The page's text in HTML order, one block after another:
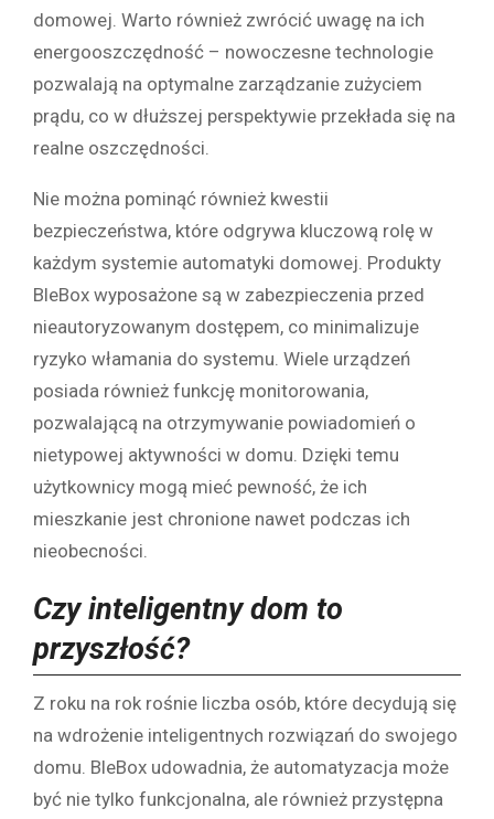
domowej. Warto również zwrócić uwagę na ich
energooszczędność – nowoczesne technologie
pozwalają na optymalne zarządzanie zużyciem
prądu, co w dłuższej perspektywie przekłada się na
realne oszczędności.
Nie można pominąć również kwestii
bezpieczeństwa, które odgrywa kluczową rolę w
każdym systemie automatyki domowej. Produkty
BleBox wyposażone są w zabezpieczenia przed
nieautoryzowanym dostępem, co minimalizuje
ryzyko włamania do systemu. Wiele urządzeń
posiada również funkcję monitorowania,
pozwalającą na otrzymywanie powiadomień o
nietypowej aktywności w domu. Dzięki temu
użytkownicy mogą mieć pewność, że ich
mieszkanie jest chronione nawet podczas ich
nieobecności.
Czy inteligentny dom to
przyszłość?
Z roku na rok rośnie liczba osób, które decydują się
na wdrożenie inteligentnych rozwiązań do swojego
domu. BleBox udowadnia, że automatyzacja może
być nie tylko funkcjonalna, ale również przystępna